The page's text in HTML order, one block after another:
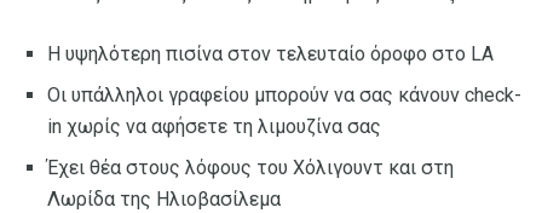
Η υψηλότερη πισίνα στον τελευταίο όροφο στο LA
Οι υπάλληλοι γραφείου μπορούν να σας κάνουν check-
in χωρίς να αφήσετε τη λιμουζίνα σας
Έχει θέα στους λόφους του Χόλιγουντ και στη
Λωρίδα της Ηλιοβασίλεμα